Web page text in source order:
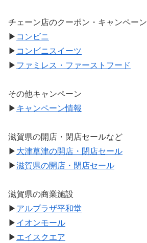
チェーン店のクーポン・キャンペーン
▶ コンビニ
▶ コンビニスイーツ
▶ ファミレス・ファーストフード
その他キャンペーン
▶ キャンペーン情報
滋賀県の開店・閉店セールなど
▶ 大津草津の開店・閉店セール
▶滋賀県の開店・閉店セール
滋賀県の商業施設
▶ アルプラザ平和堂
▶ イオンモール
▶ エイスクエア